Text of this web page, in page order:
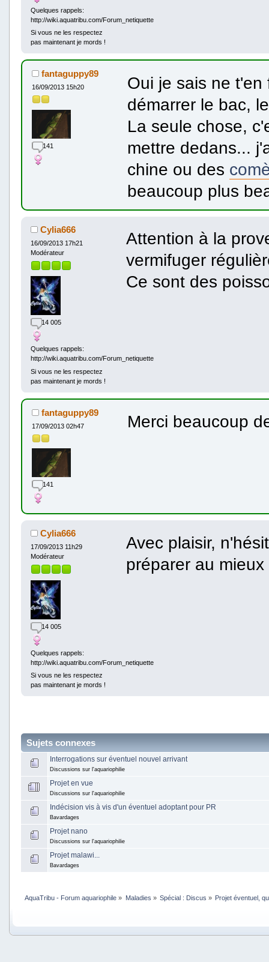
Quelques rappels:
http://wiki.aquatribu.com/Forum_netiquette
Si vous ne les respectez
pas maintenant je mords !
fantaguppy89
16/09/2013 15h20
141
Oui je sais ne
démarrer le bac,
La seule chose,
mettre dedans...
chine ou des
beaucoup plus
Cylia666
16/09/2013 17h21
Modérateur
14 005
Quelques rappels:
http://wiki.aquatribu.com/Forum_netiquette
Si vous ne les respectez
pas maintenant je mords !
Attention à la
vermifuger
Ce sont des
fantaguppy89
17/09/2013 02h47
141
Merci beaucoup
Cylia666
17/09/2013 11h29
Modérateur
14 005
Quelques rappels:
http://wiki.aquatribu.com/Forum_netiquette
Si vous ne les respectez
pas maintenant je mords !
Avec plaisir,
préparer au
Sujets connexes
Interrogations sur éventuel nouvel arrivant
Discussions sur l'aquariophilie
Projet en vue
Discussions sur l'aquariophilie
Indécision vis à vis d'un éventuel adoptant pour PR
Bavardages
Projet nano
Discussions sur l'aquariophilie
Projet malawi...
Bavardages
AquaTribu - Forum aquariophile » Maladies » Spécial : Discus » Projet éventuel,